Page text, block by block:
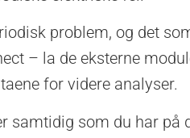
problem, og det
– la de eksterne
for videre analyser.
samtidig som du har på